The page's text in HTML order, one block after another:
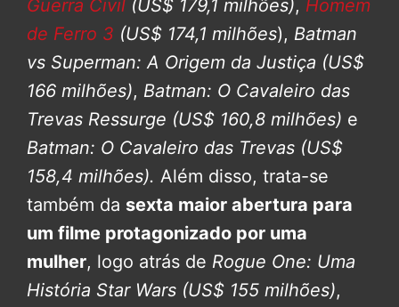
Guerra Civil (US$ 179,1 milhões), Homem
de Ferro 3 (US$ 174,1 milhões), Batman
vs Superman: A Origem da Justiça (US$
166 milhões), Batman: O Cavaleiro das
Trevas Ressurge (US$ 160,8 milhões) e
Batman: O Cavaleiro das Trevas (US$
158,4 milhões). Além disso, trata-se
também da sexta maior abertura para
um filme protagonizado por uma
mulher, logo atrás de Rogue One: Uma
História Star Wars (US$ 155 milhões),